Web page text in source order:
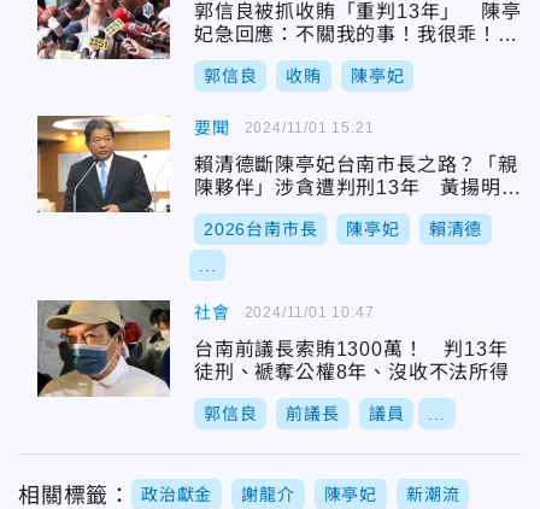
郭信良被抓收賄「重判13年」 陳亭
妃急回應：不關我的事！我很乖！我
非常乖！
郭信良 收賄 陳亭妃
要聞
賴清德斷陳亭妃台南市長之路？「親
陳夥伴」涉貪遭判刑13年 黃揚明曝
悽慘下場
2026台南市長 陳亭妃 賴清德
2024/11/01 15:21
社會
台南前議長索賄1300萬！ 判13年
徒刑、褫奪公權8年、沒收不法所得
郭信良 前議長 議員
2024/11/01 10:47
相關標籤： 政治獻金 謝龍介 陳亭妃 新潮流